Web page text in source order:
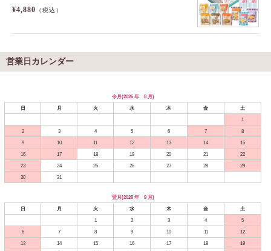
¥4,880 （税込）
営業日カレンダー
今月(2026 年 8 月)
日
月 火 水 木 金
土
1
2
3 4 5 6 7
8
9
10 11 12 13 14
15
16
17 18 19 20 21
22
23
24 25 26 27 28
29
30
31
翌月(2026 年 9 月)
日
月 火 水 木 金
土
1
2 3 4
5
6
7 8 9 10 11
12
13
14 15 16 17 18
19